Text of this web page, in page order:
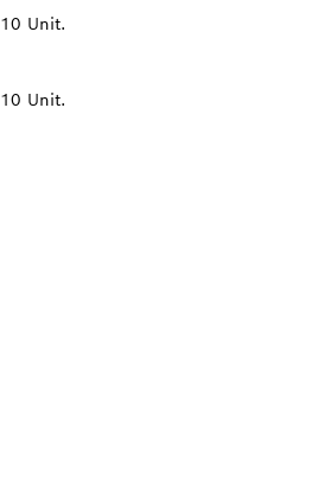
10 Unit.
10 Unit.